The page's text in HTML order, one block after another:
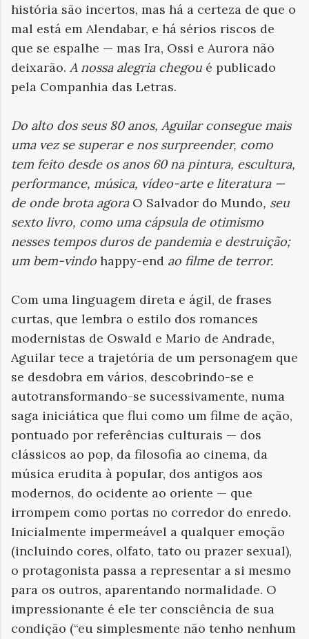
história são incertos, mas há a certeza de que o
mal está em Alendabar, e há sérios riscos de
que se espalhe — mas Ira, Ossi e Aurora não
deixarão. A nossa alegria chegoué publicado
pela Companhia das Letras.
Do alto dos seus 80 anos, Aguilar consegue mais
uma vez se superar e nos surpreender, como
tem feito desde os anos 60 na pintura, escultura,
performance, música, vídeo-arte e literatura —
de onde brota agora O Salvador do Mundo, seu
sexto livro, como uma cápsula de otimismo
nesses tempos duros de pandemia e destruição;
um bem-vindo happy-end ao filme de terror.
Com uma linguagem direta e ágil, de frases
curtas, que lembra o estilo dos romances
modernistas de Oswald e Mario de Andrade,
Aguilar tece a trajetória de um personagem que
se desdobra em vários, descobrindo-se e
autotransformando-se sucessivamente, numa
saga iniciática que flui como um filme de ação,
pontuado por referências culturais — dos
clássicos ao pop, da filosofia ao cinema, da
música erudita à popular, dos antigos aos
modernos, do ocidente ao oriente — que
irrompem como portas no corredor do enredo.
Inicialmente impermeável a qualquer emoção
(incluindo cores, olfato, tato ou prazer sexual),
o protagonista passa a representar a si mesmo
para os outros, aparentando normalidade. O
impressionante é ele ter consciência de sua
condição (“eu simplesmente não tenho nenhum